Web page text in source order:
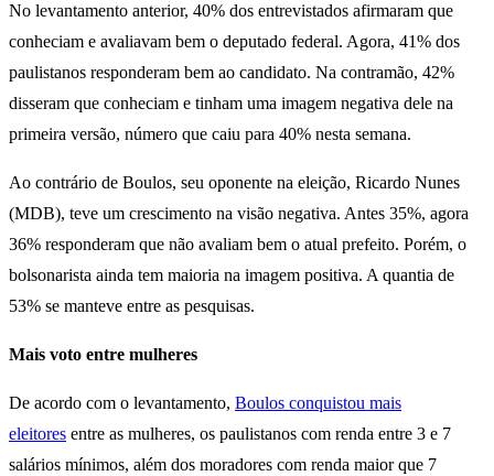
No levantamento anterior, 40% dos entrevistados afirmaram que
conheciam e avaliavam bem o deputado federal. Agora, 41% dos
paulistanos responderam bem ao candidato. Na contramão, 42%
disseram que conheciam e tinham uma imagem negativa dele na
primeira versão, número que caiu para 40% nesta semana.
Ao contrário de Boulos, seu oponente na eleição, Ricardo Nunes
(MDB), teve um crescimento na visão negativa. Antes 35%, agora
36% responderam que não avaliam bem o atual prefeito. Porém, o
bolsonarista ainda tem maioria na imagem positiva. A quantia de
53% se manteve entre as pesquisas.
Mais voto entre mulheres
De acordo com o levantamento, Boulos conquistou mais
eleitores entre as mulheres, os paulistanos com renda entre 3 e 7
salários mínimos, além dos moradores com renda maior que 7